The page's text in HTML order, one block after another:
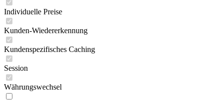
Individuelle Preise
Kunden-Wiedererkennung
Kundenspezifisches Caching
Session
Währungswechsel